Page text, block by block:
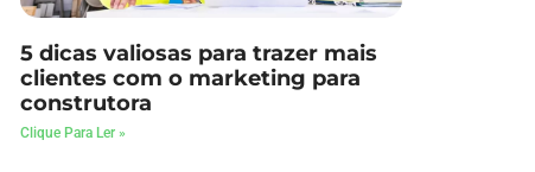
5 dicas valiosas para trazer mais
clientes com o marketing para
construtora
Clique Para Ler »